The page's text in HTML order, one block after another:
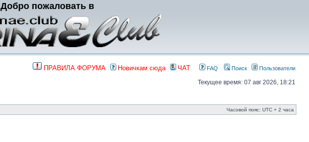
Добро пожаловать в
ПРАВИЛА ФОРУМА Новичкам сюда ЧАТ FAQ Поиск Пользователи
Текущее время: 07 авг 2026, 18:21
Часовой пояс: UTC + 2 часа